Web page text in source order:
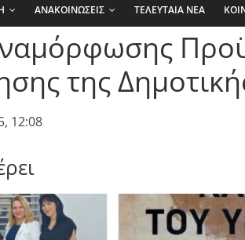
ΑΝΑΚΟΙΝΩΣΕΙΣ ΤΕΛΕΥΤΑΙΑ ΝΕΑ
της
12:08